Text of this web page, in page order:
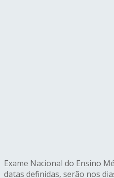
Exame Nacional do Ensino
datas definidas, serão nos